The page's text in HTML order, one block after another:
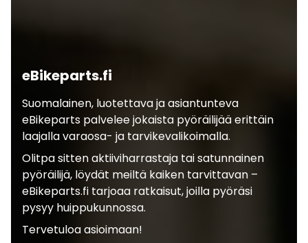
eBikeparts.fi
Suomalainen, luotettava ja asiantunteva
eBikeparts palvelee jokaista pyöräilijää erittäin
laajalla varaosa- ja tarvikevalikoimalla.
Olitpa sitten aktiiviharrastaja tai satunnainen
pyöräilijä, löydät meiltä kaiken tarvittavan –
eBikeparts.fi tarjoaa ratkaisut, joilla pyöräsi
pysyy huippukunnossa.
Tervetuloa asioimaan!